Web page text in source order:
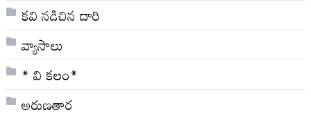
కవి నడిచిన దారి
వ్యాసాలు
* వి క‌లం*
అరుణతార